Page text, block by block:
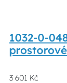
1032-0-
3 601 Kč